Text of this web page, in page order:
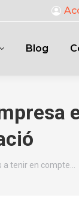
Blog
a tenir en compte…